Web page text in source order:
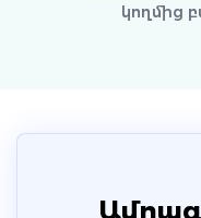
կողմից